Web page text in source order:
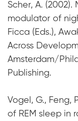
Scher, A.
modulator of
Ficca (Eds.),
Across
Amsterdam/
Publishing.
Vogel, G., Feng,
of REM sleep in